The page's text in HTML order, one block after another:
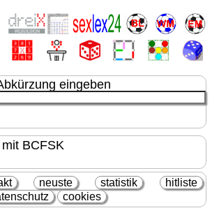
eingeben
BCFSK
neuste statistik
hitliste
cookies